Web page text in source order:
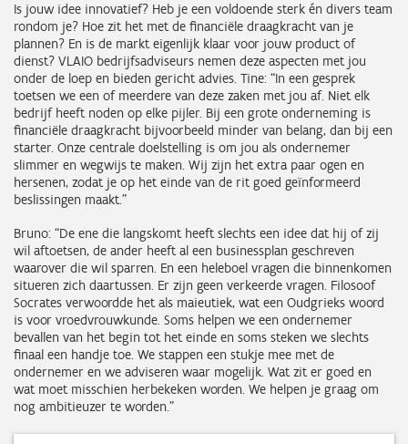
Is jouw idee innovatief? Heb je een voldoende sterk én divers team
rondom je? Hoe zit het met de financiële draagkracht van je
plannen? En is de markt eigenlijk klaar voor jouw product of
dienst? VLAIO bedrijfsadviseurs nemen deze aspecten met jou
onder de loep en bieden gericht advies. Tine: “In een gesprek
toetsen we een of meerdere van deze zaken met jou af. Niet elk
bedrijf heeft noden op elke pijler. Bij een grote onderneming is
financiële draagkracht bijvoorbeeld minder van belang, dan bij een
starter. Onze centrale doelstelling is om jou als ondernemer
slimmer en wegwijs te maken. Wij zijn het extra paar ogen en
hersenen, zodat je op het einde van de rit goed geïnformeerd
beslissingen maakt.”
Bruno: “De ene die langskomt heeft slechts een idee dat hij of zij
wil aftoetsen, de ander heeft al een businessplan geschreven
waarover die wil sparren. En een heleboel vragen die binnenkomen
situeren zich daartussen. Er zijn geen verkeerde vragen. Filosoof
Socrates verwoordde het als maieutiek, wat een Oudgrieks woord
is voor vroedvrouwkunde. Soms helpen we een ondernemer
bevallen van het begin tot het einde en soms steken we slechts
finaal een handje toe. We stappen een stukje mee met de
ondernemer en we adviseren waar mogelijk. Wat zit er goed en
wat moet misschien herbekeken worden. We helpen je graag om
nog ambitieuzer te worden.”